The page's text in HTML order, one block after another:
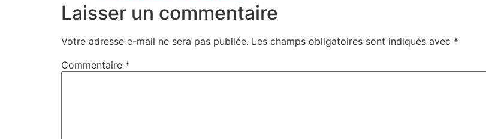
Laisser un commentaire
Votre adresse e-mail ne sera pas publiée. Les champs obligatoires sont indiqués avec *
Commentaire *